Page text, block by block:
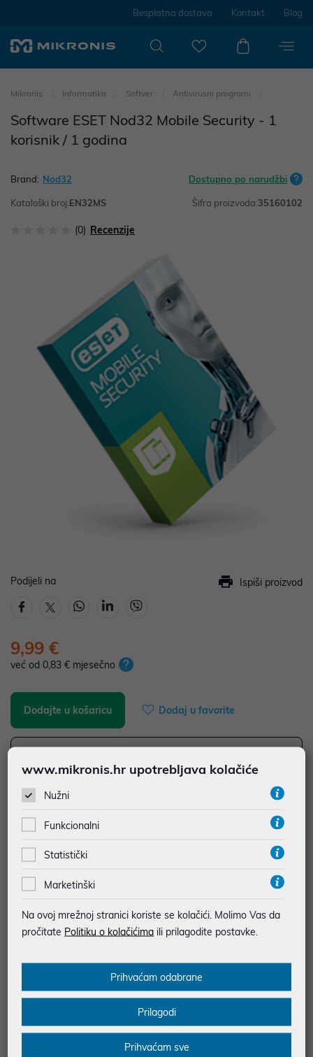
Besplatna dostava Kontakt Blog
Mikronis Informatika Softver Antivirusni programi
Software ESET Nod32 Mobile Security - 1
korisnik / 1 godina
Brand: Nod32 Dostupno po narudžbi
Kataloški broj:EN32MS Šifra proizvoda:35160102
(0) Recenzije
Podijeli na Ispiši proizvod
9,99 €
već od 0,83 € mjesečno
Dodajte u košaricu Dodaj u favorite
najam za pravne osobe od 12 do 36 mj. već od0,28 €
Vidi detalje
SIGURNA KUPOVINA
BESPLATNA DOSTAVA ZA NARUDŽBE IZNAD 66,36€
prilikom štampanja te promjene u dostupnosti i cijene. Slike artikala su
ilustrativne prirode te ne moraju u potpunosti odgovarati artiklima. Za sve
eventualne nejasnoće možete nas kontaktirati na
www.mikronis.hr upotrebljava kolačiće
Nužni
Funkcionalni
Statistički
Marketinški
Na ovoj mrežnoj stranici koriste se kolačići. Molimo Vas da
pročitate Politiku o kolačićima ili prilagodite postavke.
Prihvaćam odabrane
Prilagodi
Prihvaćam sve